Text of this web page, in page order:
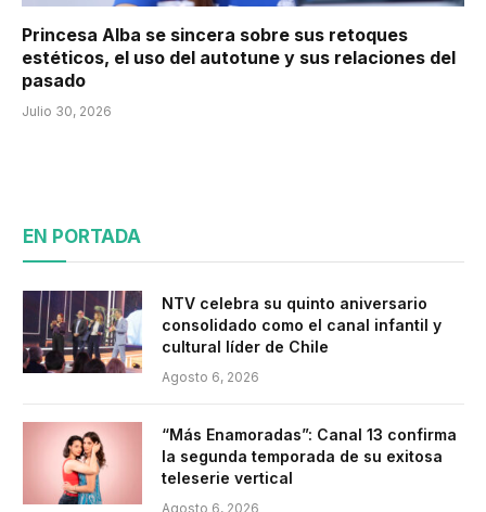
Princesa Alba se sincera sobre sus retoques
estéticos, el uso del autotune y sus relaciones del
pasado
Julio 30, 2026
EN PORTADA
NTV celebra su quinto aniversario
consolidado como el canal infantil y
cultural líder de Chile
Agosto 6, 2026
“Más Enamoradas”: Canal 13 confirma
la segunda temporada de su exitosa
teleserie vertical
Agosto 6, 2026